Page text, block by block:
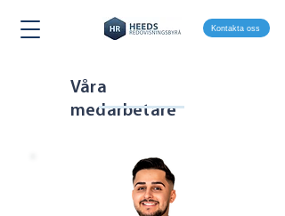
Kontakta oss
Våra
medarbetare
_______